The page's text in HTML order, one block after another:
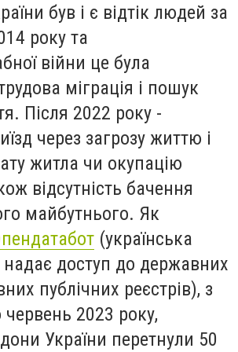
був і є відтік людей за
року та
війни це була
міграція і пошук
Після 2022 року -
через загрозу життю і
житла чи окупацію
відсутність бачення
майбутнього. Як
(українська
доступ до державних
публічних реєстрів), з
червень 2023 року,
України перетнули 50